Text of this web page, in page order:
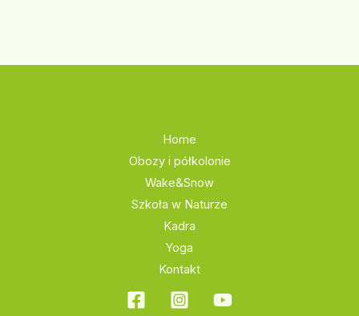
Home
Obozy i półkolonie
Wake&Snow
Szkoła w Naturze
Kadra
Yoga
Kontakt